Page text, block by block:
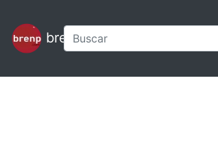
brenp